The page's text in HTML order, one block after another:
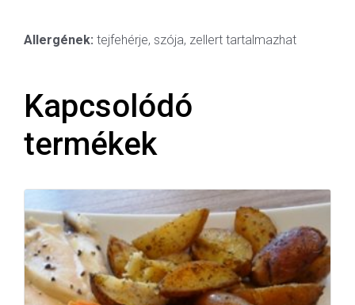
Allergének: tejfehérje, szója, zellert tartalmazhat
Kapcsolódó
termékek